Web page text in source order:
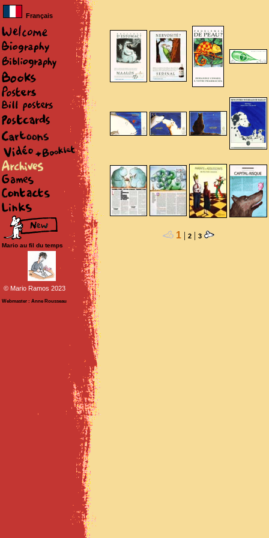
Français
Mario au fil du temps
© Mario Ramos 2023
Webmaster : Anne Rousseau
1 | 2 | 3